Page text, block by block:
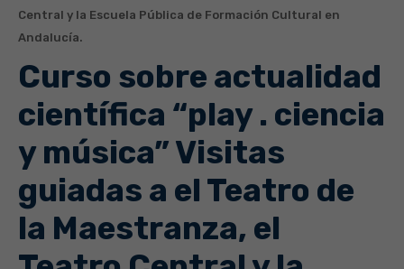
Central y la Escuela Pública de Formación Cultural en
Andalucía.
Curso sobre actualidad
científica “play . ciencia
y música” Visitas
guiadas a el Teatro de
la Maestranza, el